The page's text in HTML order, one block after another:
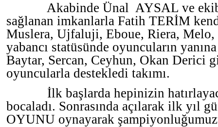
Akabinde Ünal AYSAL ve
sağlanan imkanlarla Fatih TERİM
Muslera, Ujfaluji, Eboue, Riera,
yabancı statüsünde oyuncuların
Baytar, Sercan, Ceyhun, Okan Derici
oyuncularla destekledi takımı.
İlk başlarda hepinizin
bocaladı. Sonrasında açılarak ilk yıl
OYUNU oynayarak